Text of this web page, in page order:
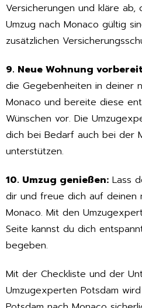
Versicherungen und kläre
Umzug nach Monaco gültig
zusätzlichen
9. Neue Wohnung
die Gegebenheiten in deiner
Monaco und bereite diese
Wünschen vor. Die
dich bei Bedarf auch bei der
unterstützen.
10. Umzug genießen: Lass
dir und freue dich auf deinen
Monaco. Mit den
Seite kannst du dich
begeben.
Mit der Checkliste und der
Umzugexperten Potsdam